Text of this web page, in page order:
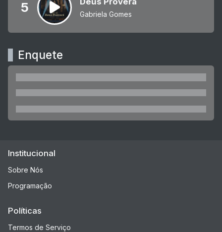
5 Gabriela Gomes
Enquete
Institucional
Sobre Nós
Programação
Políticas
Termos de Serviço